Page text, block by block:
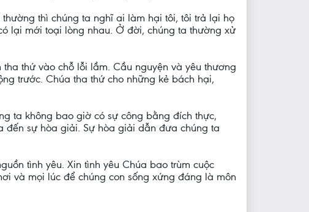
thì chúng ta nghĩ ai làm hại tôi, tôi trả lại họ
lại mới toại lòng nhau. Ở đời, chúng ta thường xử
thứ vào chỗ lỗi lầm. Cầu nguyện và yêu thương
trước. Chúa tha thứ cho những kẻ bách hại,
ta không bao giờ có sự công bằng đích thực,
đến sự hòa giải. Sự hòa giải dẫn đưa chúng ta
tình yêu. Xin tình yêu Chúa bao trùm cuộc
và mọi lúc để chúng con sống xứng đáng là môn